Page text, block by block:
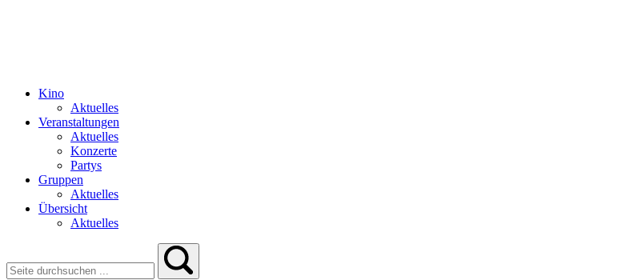
Kino
Aktuelles
Veranstaltungen
Aktuelles
Konzerte
Partys
Gruppen
Aktuelles
Übersicht
Aktuelles